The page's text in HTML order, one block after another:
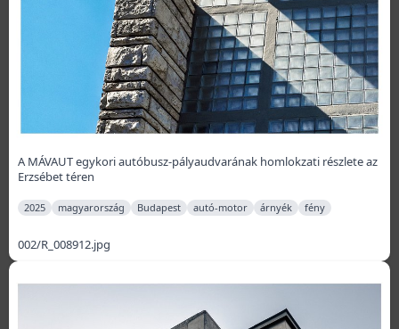
A MÁVAUT egykori autóbusz-pályaudvarának homlokzati részlete az
Erzsébet téren
2025 magyarország Budapest autó-motor árnyék fény
002/R_008912.jpg